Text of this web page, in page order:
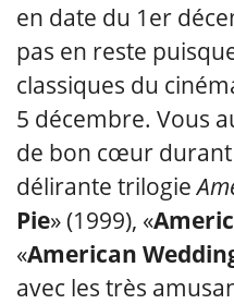
en date du 1er
pas en reste
classiques du
5 décembre. Vous
de bon cœur durant
délirante trilogie
Pie» (1999), «
«American
avec les très